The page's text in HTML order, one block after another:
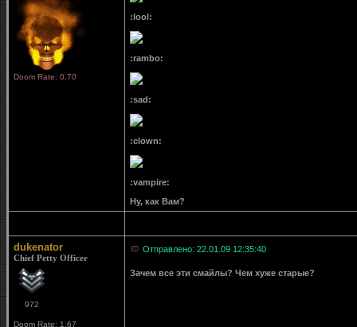
Doom Rate: 0.70
:lool:
:rambo:
:sad:
:clown:
:vampire:
Ну, как Вам?
dukenator
Chief Petty Officer
972
Doom Rate: 1.67
Отправлено: 22.01.09 12:35:40
Зачем все эти смайлы? Чем хуже старые?